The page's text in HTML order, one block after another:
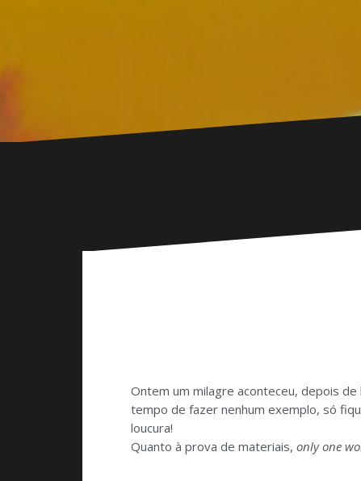
Ontem um milagre aconteceu, depois
tempo de fazer nenhum exemplo, só
loucura!
Quanto à prova de materiais, only one